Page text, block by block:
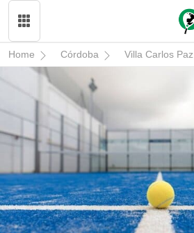
Home Córdoba Villa Carlos Paz